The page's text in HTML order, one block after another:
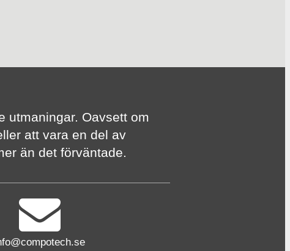
utmaningar. Oavsett om
att vara en del av
än det förväntade.